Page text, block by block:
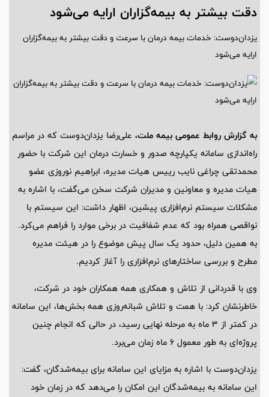
دقت بیشتر به بیمه‌گزاران ارایه می‌شود
یزدان‌دوست: خدمات بیمه درمان با سرعت‌ و دقت بیشتر به بیمه‌گزاران
ارایه می‌شود
به گزارش روابط عمومی بیمه ملت، علی‌رضا یزدان‌دوست که در مراسم
راه‌اندازی سامانه یکپارچه صدور و خسارت درمان این شرکت با حضور
محمدتقی چراغی نایب رییس هیات مدیره، ابراهیم نوروزی عضو
هیات مدیره و معاونین و مدیران شرکت سخن می‌گفت، با اشاره به
مشکلات سیستم نرم‌افزاری پیشین، اظهار داشت: این سیستم با
نواقصی همراه بود که عدم شفافیت در برخی موارد را فراهم می‌کرد.
به همین دلیل، حدود یک سال پیش موضوع را در هیئت مدیره
مطرح و بررسی ساختارهای نرم‌افزاری را آغاز کردیم.
وی با قدردانی از تلاش و همکاری همه همکاران خود در شرکت،
خاطرنشان کرد: با همت و تلاش شبانه‌روزی همه بخش‌ها، این سامانه
در کمتر از ۳ ماه به مرحله نهایی رسید، در حالی که انجام چنین
پروژه‌ای به طور معمول ۶ ماه زمان می‌برد.
یزدان‌دوست با اشاره به مزایای این سامانه برای بیمه‌شدگان، گفت:
این سامانه به بیمه‌شدگان این امکان را می‌دهد که در زمان خود